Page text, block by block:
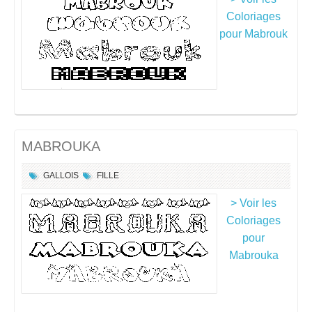
Coloriages
pour Mabrouk
MABROUKA
GALLOIS FILLE
> Voir les
Coloriages
pour
Mabrouka